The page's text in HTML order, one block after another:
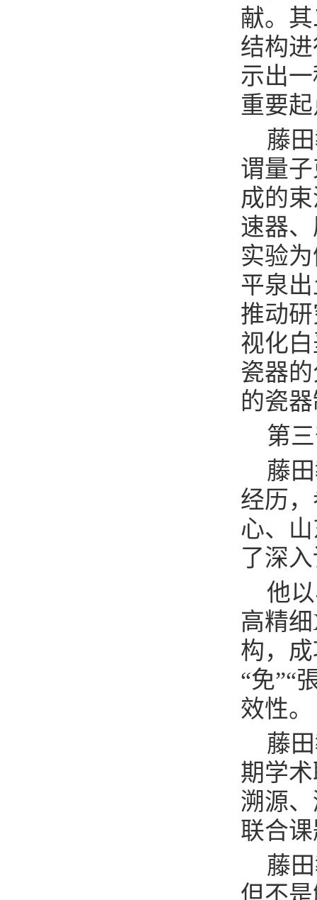
献。
结构
示出
重要
藤
谓量
成的
速器
实验
平泉
推动
视化
瓷器
的瓷
第
藤
经历
心、
了深
他
高精
构，
“免”“
效性。
藤
期学
溯源
联合
藤
但不